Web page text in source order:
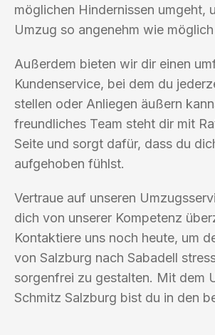
möglichen Hindernissen umgeht,
Umzug so angenehm wie
Außerdem bieten wir dir einen
Kundenservice, bei dem du
stellen oder Anliegen äußern
freundliches Team steht dir mit
Seite und sorgt dafür, dass du
aufgehoben fühlst.
Vertraue auf unseren
dich von unserer Kompetenz
Kontaktiere uns noch heute, um
von Salzburg nach Sabadell
sorgenfrei zu gestalten. Mit dem
Schmitz Salzburg bist du in den